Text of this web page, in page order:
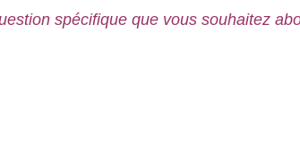
spécifique que vous souhaitez